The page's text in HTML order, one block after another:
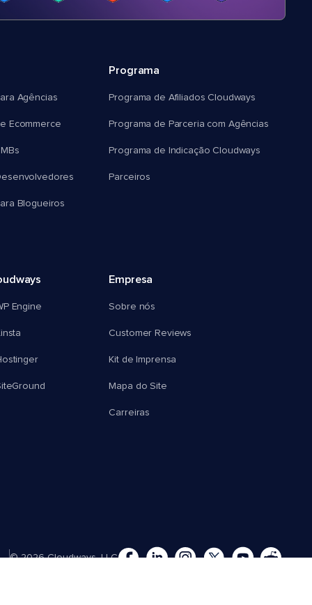
Agências
Ecommerce
Blogueiros
Programa
Programa de Afiliados Cloudways
Programa de Parceria com Agências
Programa de Indicação Cloudways
Parceiros
Engine
Empresa
Sobre nós
Customer Reviews
Kit de Imprensa
Mapa do Site
Carreiras
© 2026 Cloudways, LLC